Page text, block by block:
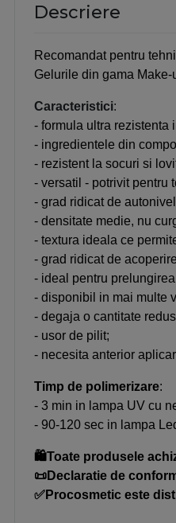
Descriere
Recomandat pentru
Gelurile din gama
Caracteristici:
- formula ultra rezistenta
- ingredientele din
- rezistent la socuri si
- versatil - potrivit pentru
- grad ridicat de
- densitate medie, nu
- textura ideala ce
- grad ridicat de
- ideal pentru
- disponibil in mai multe
- degaja o cantitate
- usor de pilit;
- necesita anterior
Timp de polimerizare:
- 3 min in lampa UV cu
- 90-120 sec in lampa
🛍️Toate produsele
📜Declaratie de
✅Procosmetic este